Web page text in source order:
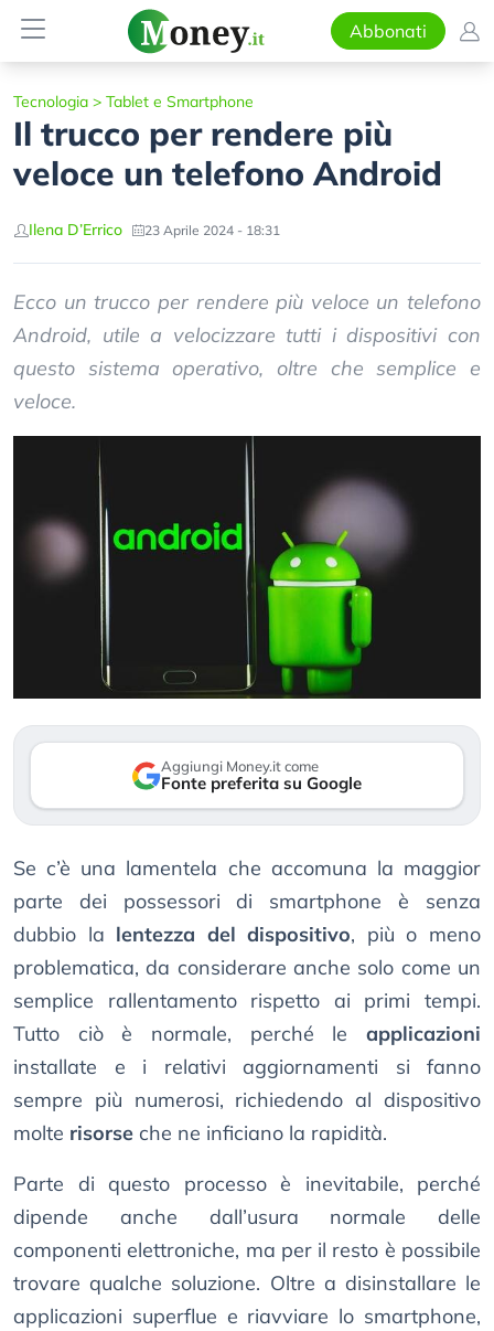
Abbonati
Tecnologia > Tablet e Smartphone
Il trucco per rendere più
veloce un telefono Android
Ilena D’Errico 23 Aprile 2024 - 18:31
Ecco un trucco per rendere più veloce un telefono
Android, utile a velocizzare tutti i dispositivi con
questo sistema operativo, oltre che semplice e
veloce.
Aggiungi Money.it come
Fonte preferita su Google
Se c’è una lamentela che accomuna la maggior
parte dei possessori di smartphone è senza
dubbio la lentezza del dispositivo, più o meno
problematica, da considerare anche solo come un
semplice rallentamento rispetto ai primi tempi.
Tutto ciò è normale, perché le applicazioni
installate e i relativi aggiornamenti si fanno
sempre più numerosi, richiedendo al dispositivo
molte risorse che ne inficiano la rapidità.
Parte di questo processo è inevitabile, perché
dipende anche dall’usura normale delle
componenti elettroniche, ma per il resto è possibile
trovare qualche soluzione. Oltre a disinstallare le
applicazioni superflue e riavviare lo smartphone,